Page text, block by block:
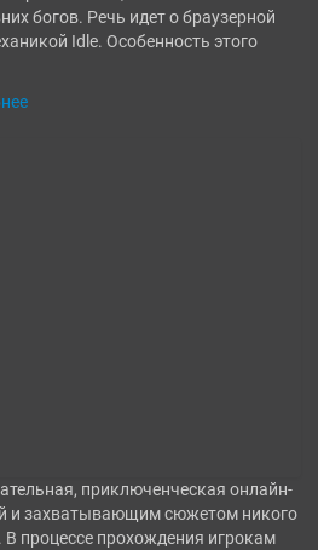
богов. Речь идет о браузерной
Idle. Особенность этого
приключенческая онлайн-
и захватывающим сюжетом никого
процессе прохождения игрокам